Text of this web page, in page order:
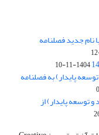
فایل کلی مقالات فصل پاییز سال 1404 با نام جدید فصلنامه
1404-11-10
پایدار) به فصلنامه
پایدار) از